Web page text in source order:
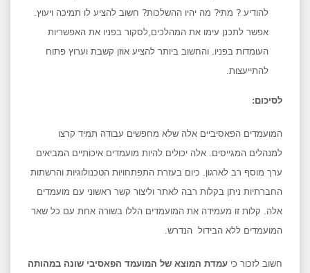
להודיע ? מתי? מה יהיו ההשלכות? חשוב להציע לו תמיכה ויעוץ.
אפשר לתכנן עימו את המהלכים,לסקור בפניו את האפשריות
העומדות בפניו. והחשוב ביותר להציע אוזן קשבת וערוץ פתוח
להתייעצות.
לסיכום:
המועמדים הפאסיביים אלה שלא מחפשים עבודה תמיד קרצו
למנהלים המגייסים. אלה יכולים להיות מועמדים איכותיים המביאים
ערך מוסף רב לארגון. כיום בעזרת התפתחויות הטכנולוגיות והרשתות
החברתיות ניתן בקלות רבה לאתר וליצור קשר ראשוני עם מועמדים
אלה. קלות זו מעמידה את המועמדים הללו בשורה אחת עם כל שאר
המועמדים ללא הבידול הנדרש.
חשוב לזכור כי עמדת המוצא של המועמד הפאסיבי שונה במהותה